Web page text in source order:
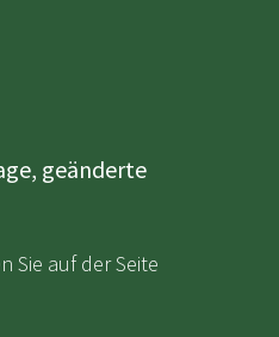
geänderte
Sie auf der Seite